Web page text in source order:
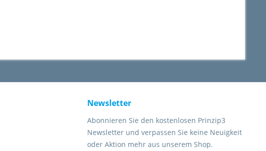
Newsletter
Abonnieren Sie den kostenlosen Prinzip3
Newsletter und verpassen Sie keine Neuigkeit
oder Aktion mehr aus unserem Shop.